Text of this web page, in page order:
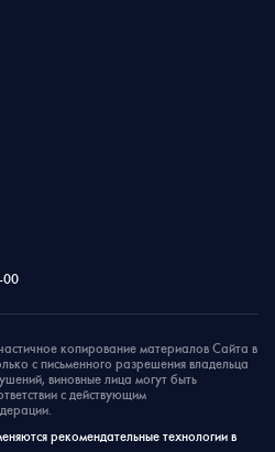
00
копирование материалов Сайта в
с письменного разрешения владельца
виновные лица могут быть
с действующим
рекомендательные технологии в